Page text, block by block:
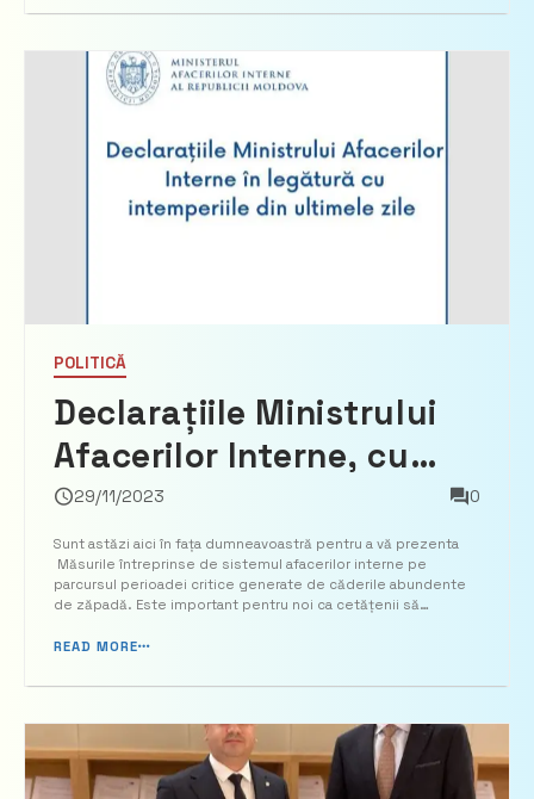
POLITICĂ
Declarațiile Ministrului
Afacerilor Interne, cu
privire la Măsurile
întreprinse pe parcursul
perioadei critice
generate de căderile
29/11/2023 0
Sunt astăzi aici în fața dumneavoastră pentru a vă prezenta
Măsurile întreprinse de sistemul afacerilor interne pe
parcursul perioadei critice generate de căderile abundente
de zăpadă. Este important pentru noi ca cetățenii să
nedorite care s-au petrecut în aceste zile dificile, prin ca...
READ MORE